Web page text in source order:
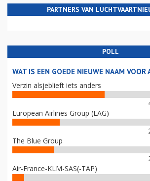
PARTNERS VAN
POLL
WAT IS EEN GOEDE NIEUWE NAAM VOOR
Verzin alsjeblieft iets anders
European Airlines Group (EAG)
The Blue Group
Air-France-KLM-SAS(-TAP)